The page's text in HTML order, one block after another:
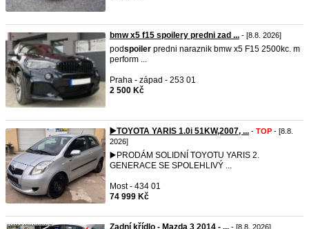
bmw x5 f15 spoilery predni zad ... - [8.8. 2026]
podspoiler predni naraznik bmw x5 F15 2500kc. m
perform ...
Praha - západ - 253 01
2 500 Kč
▶️TOYOTA YARIS 1.0i 51KW,2007, ... - TOP - [8.8.
2026]
▶️PRODÁM SOLIDNÍ TOYOTU YARIS 2.
GENERACE SE SPOLEHLIVÝ ...
Most - 434 01
74 999 Kč
Zadní křídlo - Mazda 3 2014 - ... - [8.8. 2026]